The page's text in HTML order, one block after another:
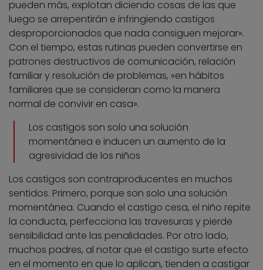
pueden más, explotan diciendo cosas de las que
luego se arrepentirán e infringiendo castigos
desproporcionados que nada consiguen mejorar».
Con el tiempo, estas rutinas pueden convertirse en
patrones destructivos de comunicación, relación
familiar y resolución de problemas, «en hábitos
familiares que se consideran como la manera
normal de convivir en casa».
Los castigos son solo una solución
momentánea e inducen un aumento de la
agresividad de los niños
Los castigos son contraproducentes en muchos
sentidos. Primero, porque son solo una solución
momentánea. Cuando el castigo cesa, el niño repite
la conducta, perfecciona las travesuras y pierde
sensibilidad ante las penalidades. Por otro lado,
muchos padres, al notar que el castigo surte efecto
en el momento en que lo aplican, tienden a castigar